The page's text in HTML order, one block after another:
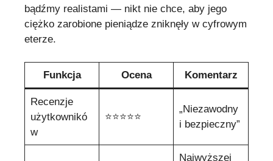
bądźmy realistami — nikt nie chce, aby jego
ciężko zarobione pieniądze zniknęły w cyfrowym
eterze.
Funkcja Ocena Komentarz
Recenzje
użytkownikó
w
⭐⭐⭐⭐⭐
„Niezawodny
i bezpieczny”
Najwyższej